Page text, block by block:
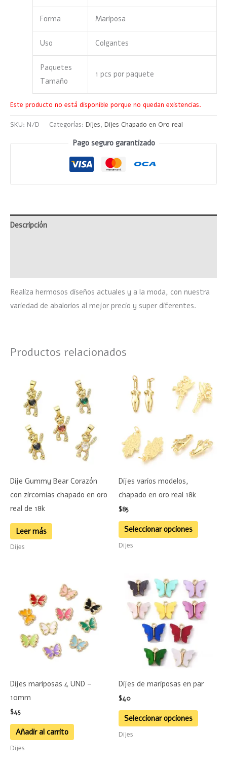
Forma Mariposa
Uso Colgantes
Paquetes
Tamaño
1 pcs por paquete
Este producto no está disponible porque no quedan existencias.
SKU: N/D Categorías: Dijes, Dijes Chapado en Oro real
Pago seguro garantizado
Descripción
Realiza hermosos diseños actuales y a la moda, con nuestra
variedad de abalorios al mejor precio y super diferentes.
Productos relacionados
Dije Gummy Bear Corazón
con zircornias chapado en oro
real de 18k
Leer más
Dijes
Dijes varios modelos,
chapado en oro real 18k
$85
Seleccionar opciones
producto
tiene
Las
opciones
página
Dijes
Dijes mariposas 4 UND –
10mm
$45
Añadir al carrito
Dijes
Dijes de mariposas en par
$40
Seleccionar opciones
Este
producto
tiene
pueden
la
Dijes